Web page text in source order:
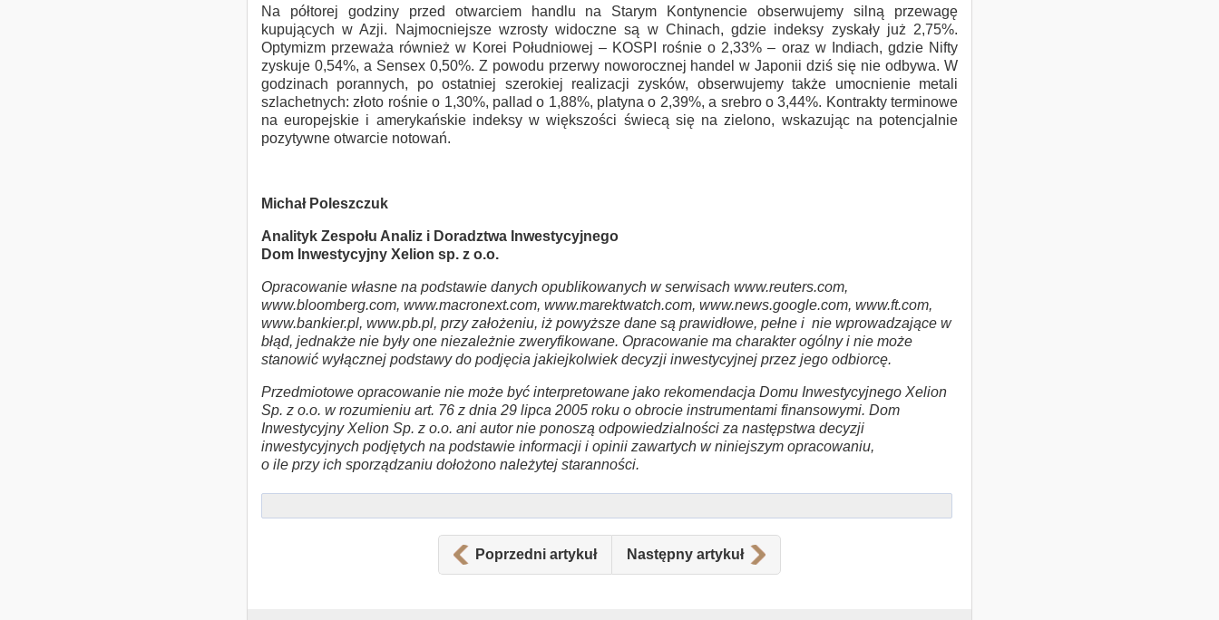
Na półtorej godziny przed otwarciem handlu na Starym Kontynencie obserwujemy silną przewagę
kupujących w Azji. Najmocniejsze wzrosty widoczne są w Chinach, gdzie indeksy zyskały już 2,75%.
Optymizm przeważa również w Korei Południowej – KOSPI rośnie o 2,33% – oraz w Indiach, gdzie Nifty
zyskuje 0,54%, a Sensex 0,50%. Z powodu przerwy noworocznej handel w Japonii dziś się nie odbywa. W
godzinach porannych, po ostatniej szerokiej realizacji zysków, obserwujemy także umocnienie metali
szlachetnych: złoto rośnie o 1,30%, pallad o 1,88%, platyna o 2,39%, a srebro o 3,44%. Kontrakty terminowe
na europejskie i amerykańskie indeksy w większości świecą się na zielono, wskazując na potencjalnie
pozytywne otwarcie notowań.
Michał Poleszczuk
Analityk Zespołu Analiz i Doradztwa Inwestycyjnego
Dom Inwestycyjny Xelion sp. z o.o.
Opracowanie własne na podstawie danych opublikowanych w serwisach www.reuters.com,
www.bloomberg.com, www.macronext.com, www.marektwatch.com, www.news.google.com, www.ft.com,
www.bankier.pl, www.pb.pl, przy założeniu, iż powyższe dane są prawidłowe, pełne i nie wprowadzające w
błąd, jednakże nie były one niezależnie zweryfikowane. Opracowanie ma charakter ogólny i nie może
stanowić wyłącznej podstawy do podjęcia jakiejkolwiek decyzji inwestycyjnej przez jego odbiorcę.
Przedmiotowe opracowanie nie może być interpretowane jako rekomendacja Domu Inwestycyjnego Xelion
Sp. z o.o. w rozumieniu art. 76 z dnia 29 lipca 2005 roku o obrocie instrumentami finansowymi. Dom
Inwestycyjny Xelion Sp. z o.o. ani autor nie ponoszą odpowiedzialności za następstwa decyzji
inwestycyjnych podjętych na podstawie informacji i opinii zawartych w niniejszym opracowaniu,
o ile przy ich sporządzaniu dołożono należytej staranności.
Poprzedni artykuł Następny artykuł